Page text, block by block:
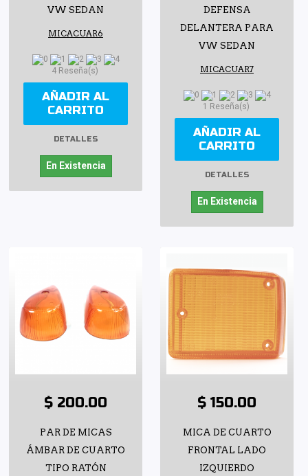
VW SEDAN
MICACUAR6
4 Reseña(s)
AÑADIR AL
CARRITO
DETALLES
En Existencia
DEFENSA
DELANTERA PARA
VW SEDAN
MICACUAR7
1 Reseña(s)
AÑADIR AL
CARRITO
DETALLES
En Existencia
$ 200.00
PAR DE MICAS
ÁMBAR DE CUARTO
TIPO RATÓN
$ 150.00
MICA DE CUARTO
FRONTAL LADO
IZQUIERDO